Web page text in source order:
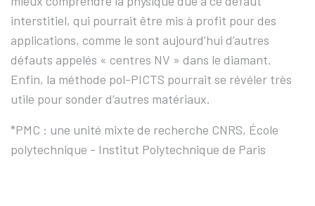
interstitiel, qui pourrait être mis à profit pour des
applications, comme le sont aujourd’hui d’autres
défauts appelés « centres NV » dans le diamant.
Enfin, la méthode pol-PICTS pourrait se révéler très
utile pour sonder d’autres matériaux.
*PMC : une unité mixte de recherche CNRS, École
polytechnique - Institut Polytechnique de Paris